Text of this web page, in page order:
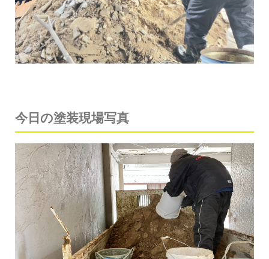
今日の塗装現場写真